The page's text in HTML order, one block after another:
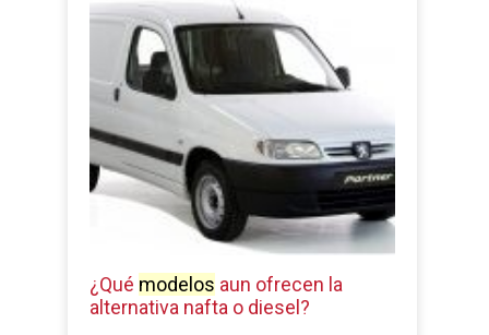
¿Qué modelos aun ofrecen la
alternativa nafta o diesel?